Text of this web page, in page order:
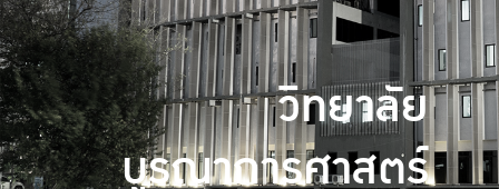
วิทยาลัย
บูรณาการศาสตร์